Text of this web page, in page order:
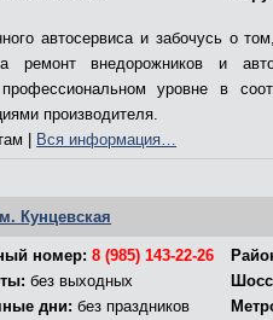
автосервиса и забочусь о
ремонт внедорожников и
уровне в
производителя.
| Вся информация…
Кунцевская
номер:8 (985) 143-22-26
без выходных
дни: без праздников